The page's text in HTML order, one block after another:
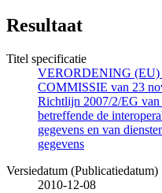
Resultaat
Titel specificatie
VERORDENING (EU)
COMMISSIE van 23
Richtlijn 2007/2/EG van
betreffende de
gegevens en van
gegevens
Versiedatum (Publicatiedatum)
2010-12-08